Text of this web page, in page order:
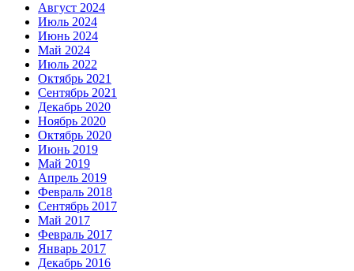
Август 2024
Июль 2024
Июнь 2024
Май 2024
Июль 2022
Октябрь 2021
Сентябрь 2021
Декабрь 2020
Ноябрь 2020
Октябрь 2020
Июнь 2019
Май 2019
Апрель 2019
Февраль 2018
Сентябрь 2017
Май 2017
Февраль 2017
Январь 2017
Декабрь 2016